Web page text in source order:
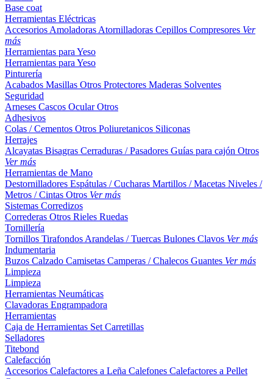
Base coat
Herramientas Eléctricas
Accesorios Amoladoras Atornilladoras Cepillos Compresores Ver
más
Herramientas para Yeso
Herramientas para Yeso
Pinturería
Acabados Masillas Otros Protectores Maderas Solventes
Seguridad
Arneses Cascos OcularOtros
Adhesivos
Colas / Cementos Otros Poliuretanicos Siliconas
Herrajes
Alcayatas Bisagras Cerraduras / Pasadores Guías para cajón Otros
Ver más
Herramientas de Mano
Destornilladores Espátulas / Cucharas Martillos / Macetas Niveles /
Metros / Cintas Otros Ver más
Sistemas Corredizos
Correderas Otros Rieles Ruedas
Tornillería
Tornillos Tirafondos Arandelas / Tuercas Bulones Clavos Ver más
Indumentaria
Buzos Calzado Camisetas Camperas / Chalecos Guantes Ver más
Limpieza
Limpieza
Herramientas Neumáticas
Clavadoras Engrampadora
Herramientas
Caja de Herramientas Set Carretillas
Selladores
Titebond
Calefacción
Accesorios Calefactores a Leña Calefones Calefactores a Pellet